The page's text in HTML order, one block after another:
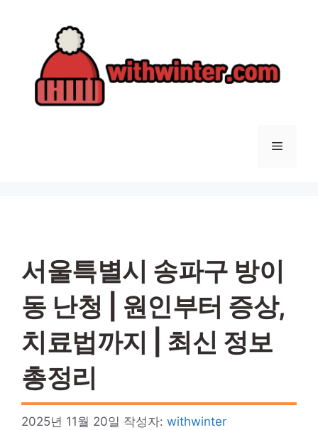
메
서울특별시 송파구 방이
동 난청 | 원인부터 증상,
치료법까지 | 최신 정보
총정리
2025년 11월 20일 작성자: withwinter